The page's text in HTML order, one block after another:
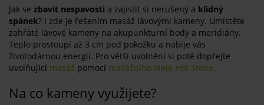
Jak se zbavit nespavosti a zajistit si nerušený a klidný
spánek? I zde je řešením masáž lávovými kameny. Umístěte
zahřáté lávové kameny na akupunkturní body a meridiány.
Teplo prostoupí až 3 cm pod pokožku a nabije vás
životodárnou energií. Pro větší uvolnění si poté dopřejte
uvolňující masáž pomocí masážního oleje Hot Stone.
Na co kameny využijete?